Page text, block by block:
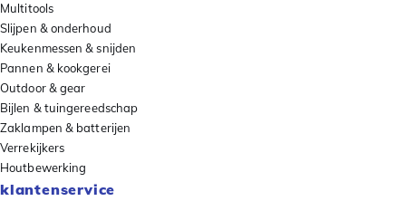
Multitools
Slijpen & onderhoud
Keukenmessen & snijden
Pannen & kookgerei
Outdoor & gear
Bijlen & tuingereedschap
Zaklampen & batterijen
Verrekijkers
Houtbewerking
klantenservice